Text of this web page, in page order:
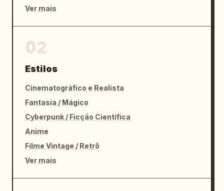
Ver mais
Estilos
Cinematográfico e Realista
Fantasia / Mágico
Cyberpunk / Ficção Científica
Anime
Filme Vintage / Retrô
Ver mais